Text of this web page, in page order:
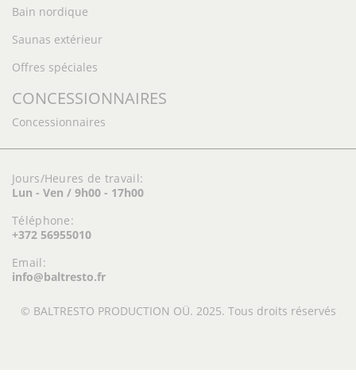
Bain nordique
Saunas extérieur
Offres spéciales
CONCESSIONNAIRES
Concessionnaires
Jours/Heures de travail:
Lun - Ven / 9h00 - 17h00
Téléphone:
+372 56955010
Email:
info@baltresto.fr
© BALTRESTO PRODUCTION OÜ. 2025. Tous droits réservés